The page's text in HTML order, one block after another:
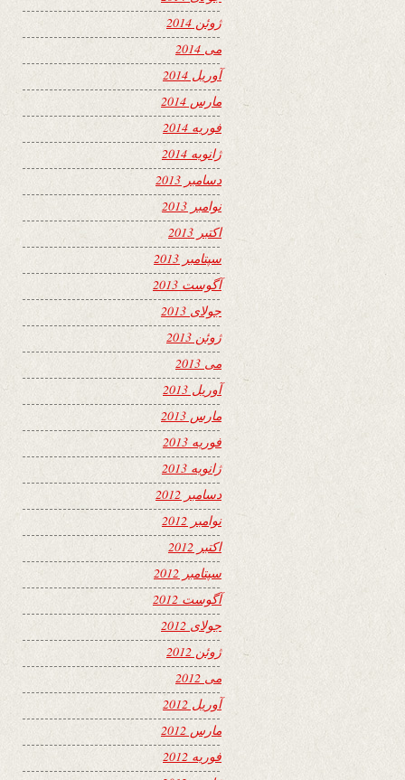
ژوئن 2014
می 2014
آوریل 2014
مارس 2014
فوریه 2014
ژانویه 2014
دسامبر 2013
نوامبر 2013
اکتبر 2013
سپتامبر 2013
آگوست 2013
جولای 2013
ژوئن 2013
می 2013
آوریل 2013
مارس 2013
فوریه 2013
ژانویه 2013
دسامبر 2012
نوامبر 2012
اکتبر 2012
سپتامبر 2012
آگوست 2012
جولای 2012
ژوئن 2012
می 2012
آوریل 2012
مارس 2012
فوریه 2012